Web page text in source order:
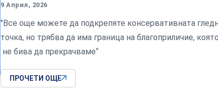
9 Април, 2026
"Все още можете да подкрепяте консервативната
точка, но трябва да има граница на благоприличие,
не бива да прекрачваме“
ПРОЧЕТИ ОЩЕ